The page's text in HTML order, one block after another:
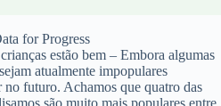
for Progress
estão bem – Embora algumas
atualmente impopulares
futuro. Achamos que quatro das
são muito mais populares entre